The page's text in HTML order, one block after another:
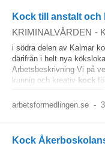
Kock till anstalt och
KRIMINALVÅRDEN -
i södra delen av Kalmar
därifrån i helt nya
Arbetsbeskrivning Vi på
kunnig och kreativ kock
arbetsformedlingen.se -
Kock